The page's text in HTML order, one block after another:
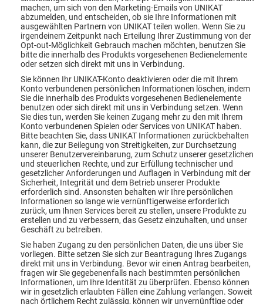
machen, um sich von den Marketing-Emails von UNIKAT
abzumelden, und entscheiden, ob sie Ihre Informationen mit
ausgewählten Partnern von UNIKAT teilen wollen. Wenn Sie zu
irgendeinem Zeitpunkt nach Erteilung Ihrer Zustimmung von der
Opt-out-Möglichkeit Gebrauch machen möchten, benutzen Sie
bitte die innerhalb des Produkts vorgesehenen Bedienelemente
oder setzen sich direkt mit uns in Verbindung.
Sie können Ihr UNIKAT-Konto deaktivieren oder die mit Ihrem
Konto verbundenen persönlichen Informationen löschen, indem
Sie die innerhalb des Produkts vorgesehenen Bedienelemente
benutzen oder sich direkt mit uns in Verbindung setzen. Wenn
Sie dies tun, werden Sie keinen Zugang mehr zu den mit Ihrem
Konto verbundenen Spielen oder Services von UNIKAT haben.
Bitte beachten Sie, dass UNIKAT Informationen zurückbehalten
kann, die zur Beilegung von Streitigkeiten, zur Durchsetzung
unserer Benutzervereinbarung, zum Schutz unserer gesetzlichen
und steuerlichen Rechte, und zur Erfüllung technischer und
gesetzlicher Anforderungen und Auflagen in Verbindung mit der
Sicherheit, Integrität und dem Betrieb unserer Produkte
erforderlich sind. Ansonsten behalten wir Ihre persönlichen
Informationen so lange wie vernünftigerweise erforderlich
zurück, um Ihnen Services bereit zu stellen, unsere Produkte zu
erstellen und zu verbessern, das Gesetz einzuhalten, und unser
Geschäft zu betreiben.
Sie haben Zugang zu den persönlichen Daten, die uns über Sie
vorliegen. Bitte setzen Sie sich zur Beantragung Ihres Zugangs
direkt mit uns in Verbindung. Bevor wir einen Antrag bearbeiten,
fragen wir Sie gegebenenfalls nach bestimmten persönlichen
Informationen, um Ihre Identität zu überprüfen. Ebenso können
wir in gesetzlich erlaubten Fällen eine Zahlung verlangen. Soweit
nach örtlichem Recht zulässig, können wir unvernünftige oder